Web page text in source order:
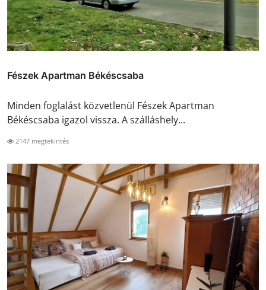
Fészek Apartman Békéscsaba
Minden foglalást közvetlenül Fészek Apartman
Békéscsaba igazol vissza. A szálláshely...
2147 megtekintés